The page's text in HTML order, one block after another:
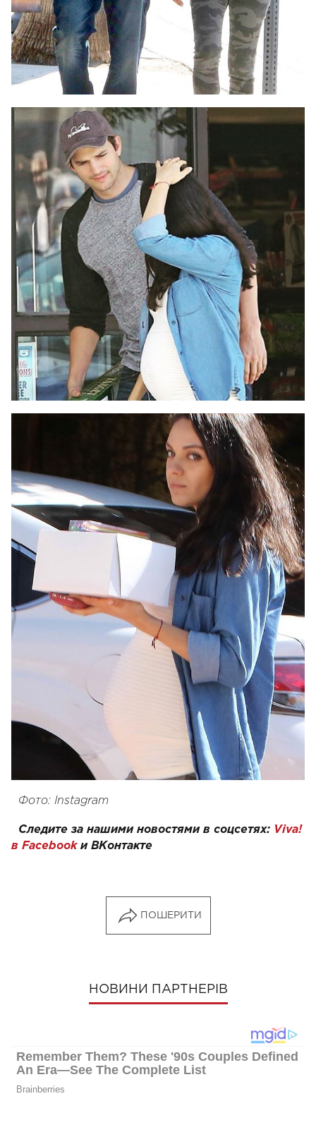
Фото: Instagram
Следите за нашими новостями в соцсетях: Viva!
в Facebookи ВКонтакте
ПОШЕРИТИ
НОВИНИ ПАРТНЕРІВ